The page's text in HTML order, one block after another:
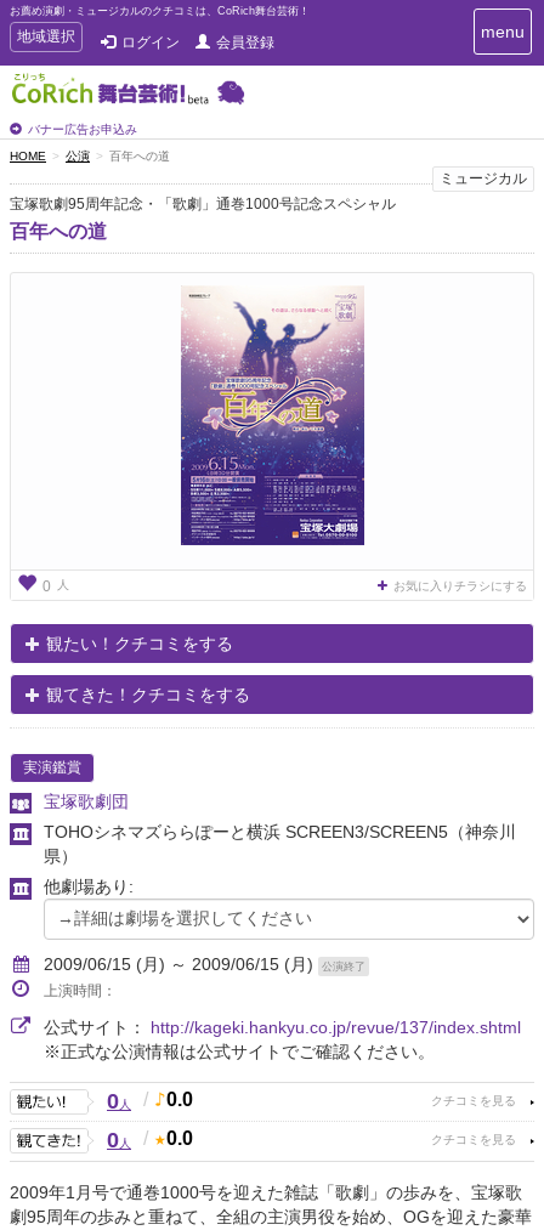
お薦め演劇・ミュージカルのクチコミは、CoRich舞台芸術！
T
o
g
g
e
n
a
v
i
g
地域選択 ログイン 会員登録
バナー広告お申込み
T
o
n
i
g
menu
HOME 公演 百年への道
ミュージカル
宝塚歌劇95周年記念・「歌劇」通巻1000号記念スペシャル
百年への道
0 人 お気に入りチラシにする
観たい！クチコミをする
観てきた！クチコミをする
実演鑑賞
宝塚歌劇団
TOHOシネマズららぽーと横浜 SCREEN3/SCREEN5 （神奈川
県）
他劇場あり:
2009/06/15 (月) ～ 2009/06/15 (月) 公演終了
上演時間：
公式サイト： http://kageki.hankyu.co.jp/revue/137/index.shtml
※正式な公演情報は公式サイトでご確認ください。
0人 / 0.0
0人 / 0.0
2009年1月号で通巻1000号を迎えた雑誌「歌劇」の歩みを、宝塚歌
劇95周年の歩みと重ねて、全組の主演男役を始め、OGを迎えた豪華